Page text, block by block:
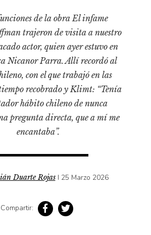
de la obra El infame
trajeron de visita a nuestro
actor, quien ayer estuvo en
Nicanor Parra. Allí recordó al
con el que trabajó en las
recobrado y Klimt: “Tenía
hábito chileno de nunca
pregunta directa, que a mí me
encantaba”.
Duarte Rojas I 25 Marzo 2026
Compartir: